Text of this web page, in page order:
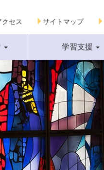
クセス サイトマップ
学習支援